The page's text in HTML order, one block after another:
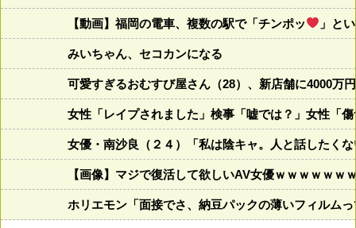
【動画】福岡の電車、複数の駅で「チンポッ 」と
みいちゃん、セコカンになる
可愛すぎるおむすび屋さん（28）、新店舗に4000万
女性「レイプされました」検事「嘘では？」女性「
女優・南沙良（２４）「私は陰キャ。人と話したく
【画像】マジで復活して欲しいAV女優ｗｗｗｗｗｗ
ホリエモン「面接でさ、納豆パックの薄いフィルム